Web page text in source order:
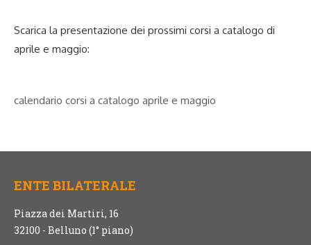
Scarica la presentazione dei prossimi corsi a catalogo di
aprile e maggio:
calendario corsi a catalogo aprile e maggio
ENTE BILATERALE
Piazza dei Martiri, 16
32100 - Belluno (1° piano)